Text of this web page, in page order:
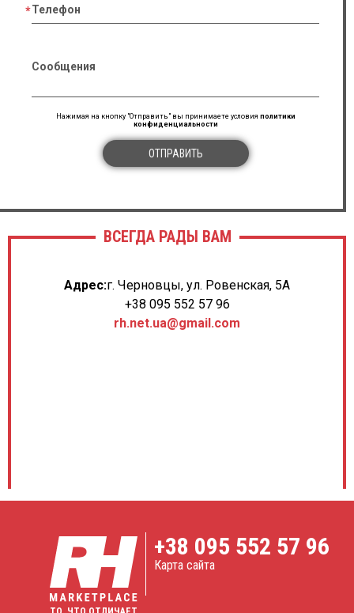
Телефон
Сообщения
Нажимая на кнопку "Отправить" вы принимаете условия политики
конфиденциальности
ОТПРАВИТЬ
ВСЕГДА РАДЫ ВАМ
Адрес:г. Черновцы, ул. Ровенская, 5А
+38 095 552 57 96
rh.net.ua@gmail.com
+38 095 552 57 96
Карта сайта